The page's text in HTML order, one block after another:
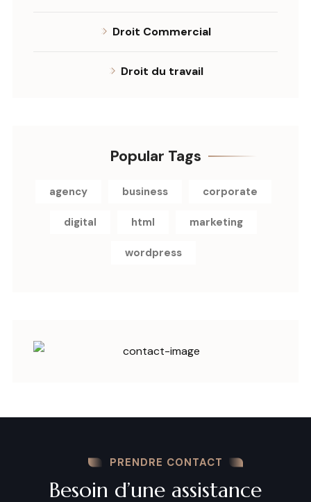
Droit Commercial
Droit du travail
Popular Tags
agency business corporate
digital html marketing
wordpress
PRENDRE CONTACT
Besoin d’une assistance